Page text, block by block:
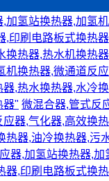
加氢站换热器,加氢
,印刷电路板式换热
换热器,热水机换热
机换热器,微通道反
,热水换热器,水冷
器" 微混合器,管式反
器,气化器,高效换
热器,油冷换热器,污
器,加氢站换热器,加
器,印刷电路板式换